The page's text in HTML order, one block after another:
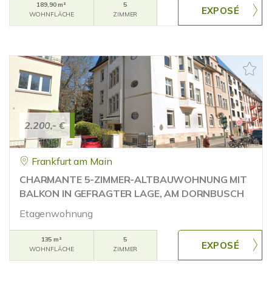
189,90 m²
WOHNFLÄCHE
5
ZIMMER
2.200,- €
Frankfurt am Main
CHARMANTE 5-ZIMMER-ALTBAUWOHNUNG MIT
BALKON IN GEFRAGTER LAGE, AM DORNBUSCH
Etagenwohnung
135 m²
WOHNFLÄCHE
5
ZIMMER